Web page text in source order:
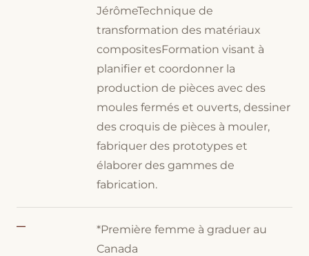
JérômeTechnique de
transformation des matériaux
compositesFormation visant à
planifier et coordonner la
production de pièces avec des
moules fermés et ouverts, dessiner
des croquis de pièces à mouler,
fabriquer des prototypes et
élaborer des gammes de
fabrication.
—
*Première femme à graduer au
Canada